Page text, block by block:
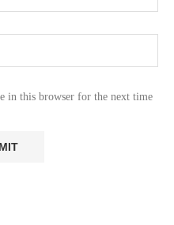
in this browser for the next time